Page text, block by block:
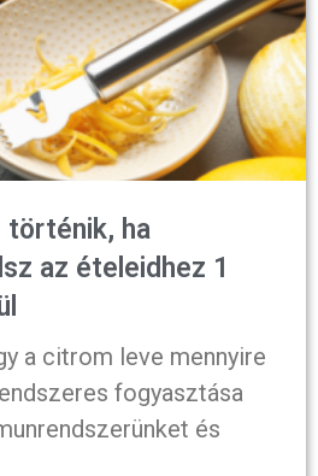
történik, ha
az ételeidhez 1
a citrom leve mennyire
fogyasztása
és